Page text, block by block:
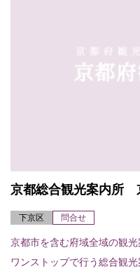
京都総合観光案内所
下京区 問合せ
京都市を含む府域全域の観
ワンストップで行う総合観